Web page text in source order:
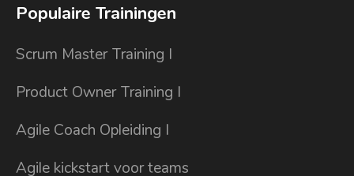
Populaire Trainingen
Scrum Master Training I
Product Owner Training I
Agile Coach Opleiding I
Agile kickstart voor teams